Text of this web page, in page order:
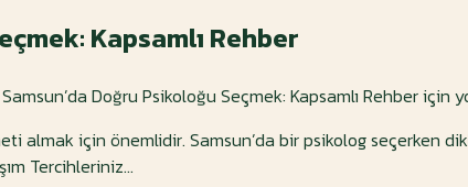
Kapsamlı Rehber
Samsun’da Doğru Psikoloğu Seçmek: Kapsamlı Rehber için
almak için önemlidir. Samsun’da bir psikolog
Tercihleriniz...